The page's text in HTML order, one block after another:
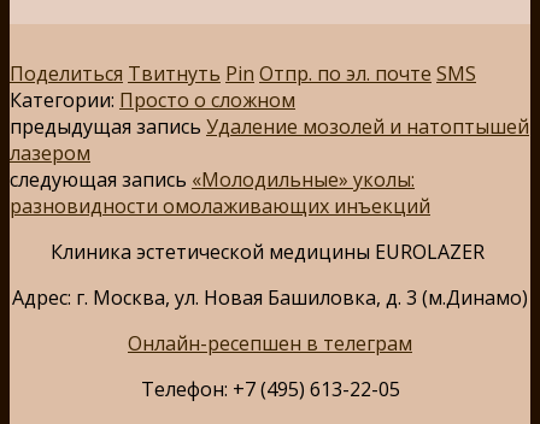
Поделиться Твитнуть Pin Отпр. по эл. почте SMS
Категории: Просто о сложном
предыдущая запись Удаление мозолей и натоптышей
лазером
следующая запись «Молодильные» уколы:
разновидности омолаживающих инъекций
Клиника эстетической медицины EUROLAZER
Адрес: г. Москва, ул. Новая Башиловка, д. 3 (м.Динамо)
Онлайн-ресепшен в телеграм
Телефон: +7 (495) 613-22-05